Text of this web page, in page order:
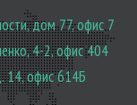
дом 77, офис 7
4-2, офис 404
14, офис 614Б